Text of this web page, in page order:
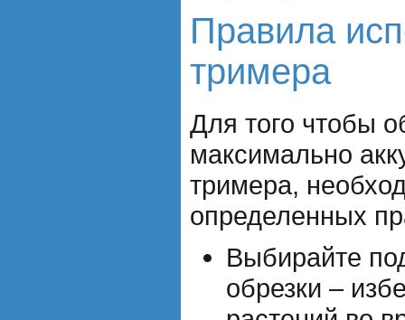
Правила
тримера
Для того чтобы
максимально
тримера,
определенных
Выбирайте
обрезки –